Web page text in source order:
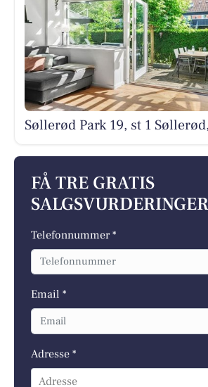
Søllerød Park 19, st 1
FÅ TRE GRATIS
SALGSVURDERINGER
Telefonnummer *
Email *
Adresse *
Adresse